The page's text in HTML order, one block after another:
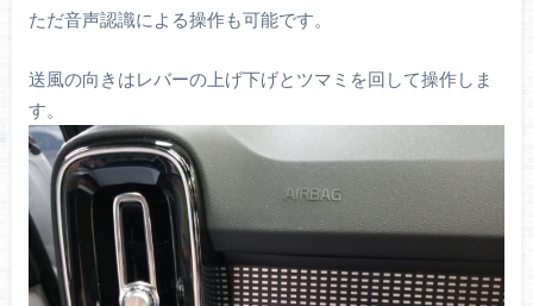
ただ音声認識による操作も可能です。
送風の向きはレバーの上げ下げとツマミを回して操作しま
す。